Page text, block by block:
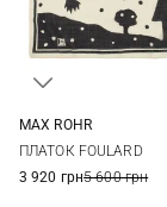
MAX ROHR
ПЛАТОК FOULARD
3 920 грн5 600 грн